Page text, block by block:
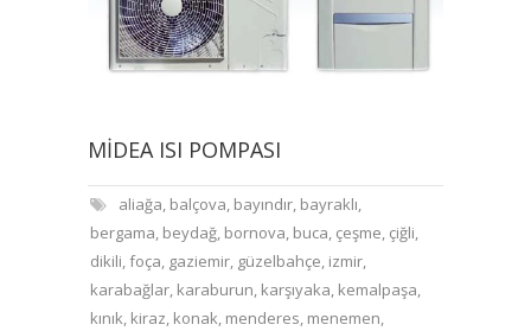
MIDEA ISI POMPASI
aliağa, balçova, bayındır, bayraklı,
bergama, beydağ, bornova, buca, çeşme, çiğli,
dikili,foça, gaziemir, güzelbahçe, izmir,
karabağlar, karaburun, karşıyaka, kemalpaşa,
kınık, kiraz, konak, menderes, menemen,